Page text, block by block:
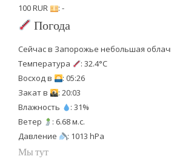
100 RUR
: -
Погода
Сейчас в Запорожье небольшая
Температура
: 32.4°C
Восход в
: 05:26
Закат в
: 20:03
Влажность
: 31%
Ветер
: 6.68 м.с.
Давление
: 1013 hPa
Мы тут